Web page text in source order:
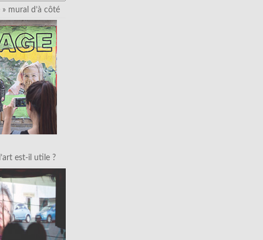
mural d’à côté
est-il utile ?